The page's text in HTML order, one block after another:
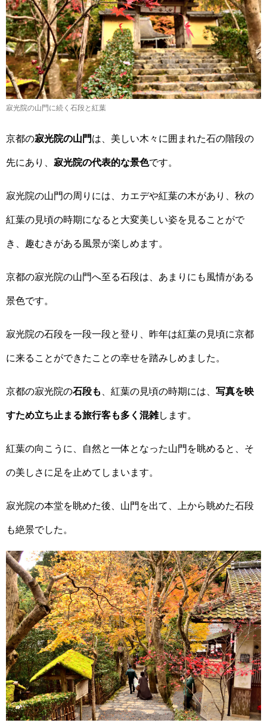
寂光院の山門に続く石段と紅葉
京都の寂光院の山門は、美しい木々に囲まれた石の階段の
先にあり、 寂光院の代表的な景色です。
寂光院の山門の周りには、カエデや紅葉の木があり、秋の
紅葉の見頃の時期になると大変美しい姿を見ることがで
き、趣むきがある風景が楽しめます。
京都の寂光院の山門へ至る石段は、あまりにも風情がある
景色です。
寂光院の石段を一段一段と登り、昨年は紅葉の見頃に京都
に来ることができたことの幸せを踏みしめました。
京都の寂光院の石段も 、紅葉の見頃の時期には、 写真を映
すため立ち止まる旅行客も多く混雑します。
紅葉の向こうに、自然と一体となった山門を眺めると、そ
の美しさに足を止めてしまいます。
寂光院の本堂を眺めた後、山門を出て、上から眺めた石段
も絶景でした。